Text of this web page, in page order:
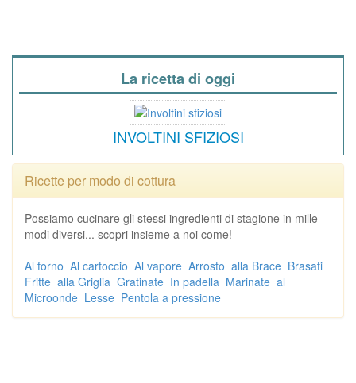
La ricetta di oggi
INVOLTINI SFIZIOSI
Ricette per modo di cottura
Possiamo cucinare gli stessi ingredienti di stagione in mille
modi diversi... scopri insieme a noi come!
Al forno Al cartoccio Al vapore Arrosto alla Brace Brasati
Fritte alla Griglia Gratinate In padella Marinate al
Microonde Lesse Pentola a pressione